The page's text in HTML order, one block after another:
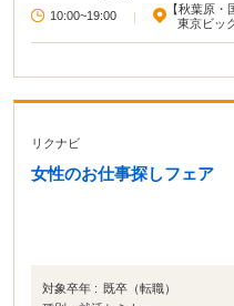
10:00~19:00 |
【秋葉原
東京ビッ
リクナビ
女性のお仕事探しフェア
対象卒年 : 既卒（転職）